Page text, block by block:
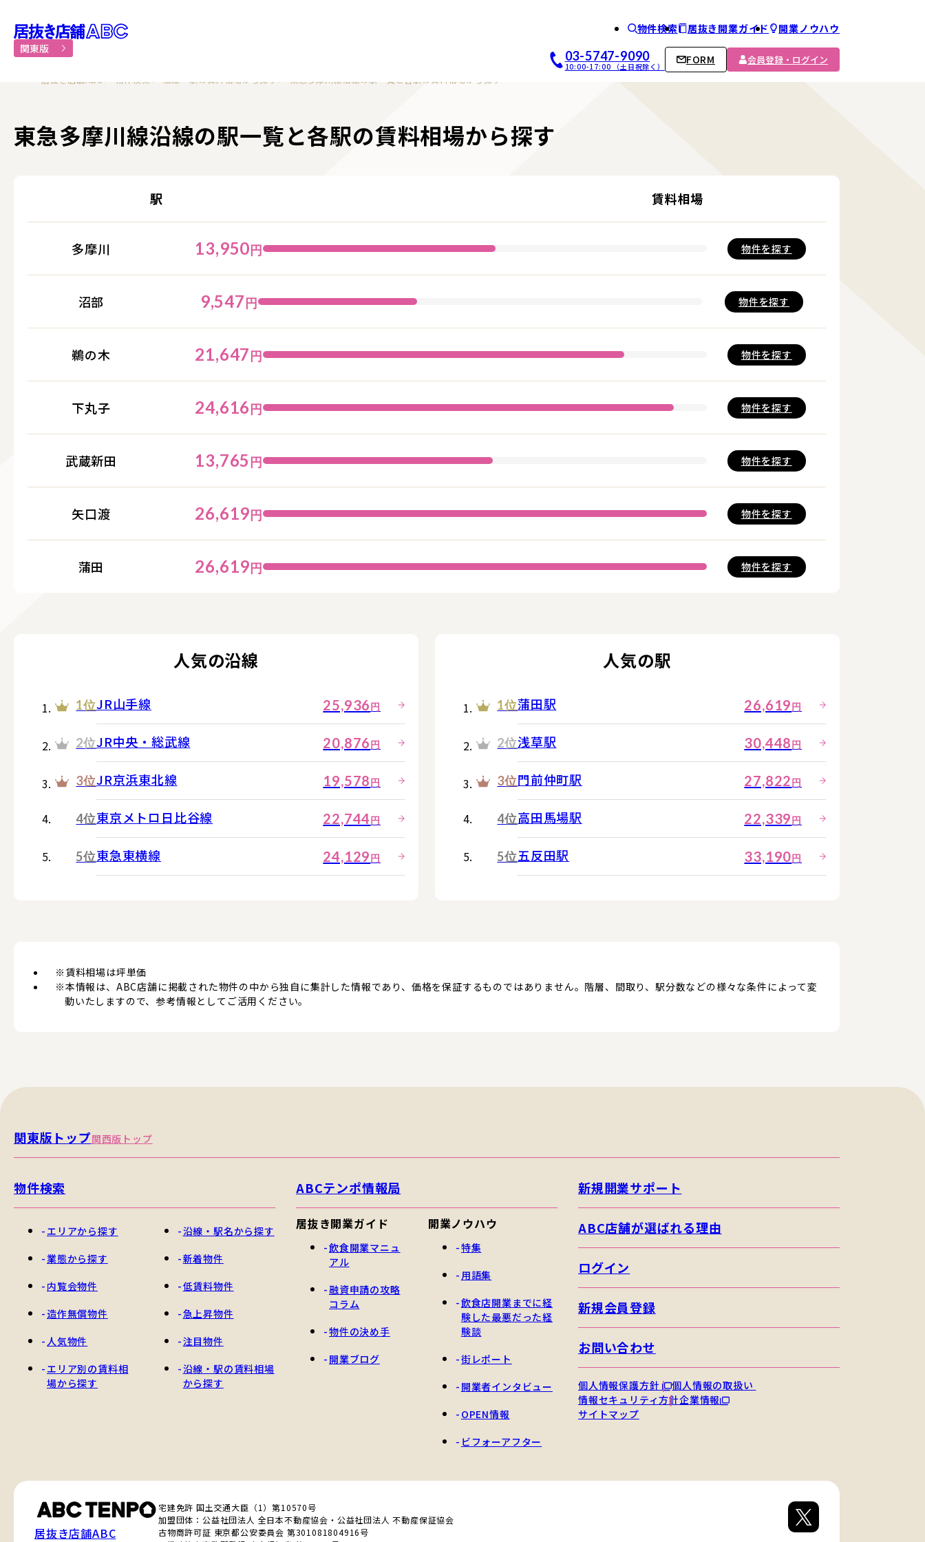
居抜き物件・貸店舗での飲食店開業｜居抜き店舗ABCホーム
関東版
物件検索 居抜き開業ガイド 開業ノウハウ
03-5747-9090
10:00-17:00 （土日祝除く）
FORM 会員登録・ログイン
居抜き店舗ABC 物件検索 沿線・駅の賃料相場から探す 東急多摩川線沿線の駅一覧と各駅の賃料相場から探す
東急多摩川線沿線の駅一覧と各駅の賃料相場から探す
駅 賃料相場
多摩川 13,950円 物件を探す
沼部 9,547円 物件を探す
鵜の木 21,647円 物件を探す
下丸子 24,616円 物件を探す
武蔵新田 13,765 円 物件を探す
矢口渡 26,619円 物件を探す
蒲田 26,619円 物件を探す
人気の沿線
1位JR山手線 25,936円
2位JR中央・総武線 20,876円
3位JR京浜東北線 19,578円
4位東京メトロ日比谷線 22,744円
5位東急東横線 24,129円
人気の駅
1位蒲田駅 26,619円
2位浅草駅 30,448円
3位門前仲町駅 27,822円
4位高田馬場駅 22,339円
5位五反田駅 33,190円
※賃料相場は坪単価
※本情報は、ABC店舗に掲載された物件の中から独自に集計した情報であり、価格を保証するものではありません。階層、間取り、駅分数などの様々な条件によって変
動いたしますので、参考情報としてご活用ください。
関東版トップ関西版トップ
物件検索
エリアから探す
業態から探す
内覧会物件
造作無償物件
人気物件
エリア別の賃料相
場から探す
沿線・駅名から探す
新着物件
低賃料物件
急上昇物件
注目物件
沿線・駅の賃料相場
から探す
ABCテンポ情報局
居抜き開業ガイド
飲食開業マニュ
アル
融資申請の攻略
コラム
物件の決め手
開業ブログ
開業ノウハウ
特集
用語集
飲食店開業までに経
験した最悪だった経
験談
街レポート
開業者インタビュー
OPEN情報
ビフォーアフター
新規開業サポート
ABC店舗が選ばれる理由
ログイン
新規会員登録
お問い合わせ
個人情報保護方針
個人情報の取扱い
情報セキュリティ方針企業情報
サイトマップ
居抜き店舗ABC
宅建免許 国土交通大臣（1）第10570号
加盟団体：公益社団法人 全日本不動産協会・公益社団法人 不動産保証協会
古物商許可証 東京都公安委員会 第301081804916号